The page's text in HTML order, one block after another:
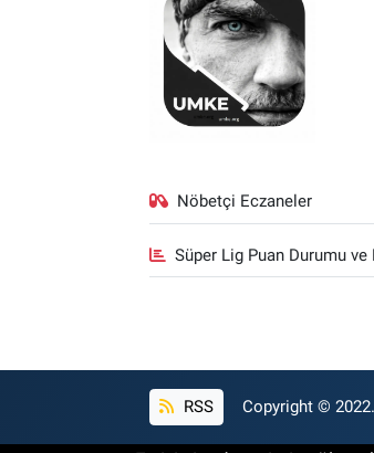
Nöbetçi Eczaneler
Süper Lig Puan Durumu ve
RSS Copyright © 2022.